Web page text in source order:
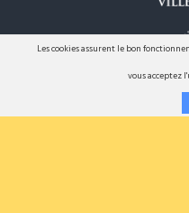
Les cookies assurent le bon
vous acceptez